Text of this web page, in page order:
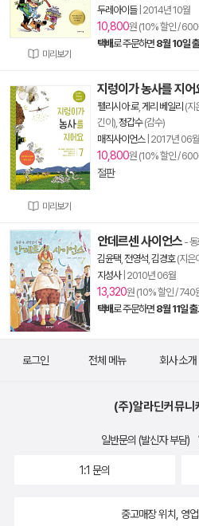
미리보기
두레아이들| 2014년 10월
10,800원 (10% 할인 /
택배로 주문하면 8월 10일
미리보기
지렁이가 농사를 지어
펠리시아 로, 게리 베일리 (지
긴이), 정갑수(감수)
매직사이언스| 2017년 06월
10,800원 (10% 할인 /
절판
안데르센 사이언스 - 동
김윤택 전영석 김경호(지은
지성사| 2010년 06월
13,320원 (10% 할인 / 740
택배로 주문하면 8월 11일
로그인 전체 메뉴 회사 소개
(주)알라딘커뮤니
일반문의 (발신자 부담)
1:1 문의
중고매장 위치, 영